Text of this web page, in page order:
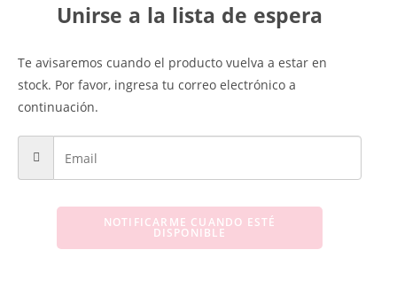
Unirse a la lista de espera
Te avisaremos cuando el producto vuelva a estar en
stock. Por favor, ingresa tu correo electrónico a
continuación.
NOTIFICARME CUANDO ESTÉ
DISPONIBLE